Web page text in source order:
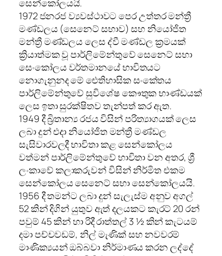
සෙන්කෝලයයි.
1972 ජනරජ ව්‍යවස්ථාවට පෙර උත්තර මන්‍ත්‍රී
මණ්ඩලය (සෙනෙට් සභාව) සහ නියෝජිත
මන්ත්‍රී මණ්ඩලය ලෙස ද්වී මණ්ඩල ක්‍රමයක්
ක්‍රියාත්මක වූ පාර්ලිමේන්තුවේ සෙනෙට් සභා
සෙංකෝලය වර්තමානයේ භාවිතයට
නොගැනුනද මේ ඓතිහාසික සංකේතය
පාර්ලිමේන්තුවේ සුවිශේෂ කෞතුක භාණ්ඩයක්
ලෙස ඉතා සුරක්ෂිතව තැන්පත් කර ඇත.
1949 දී බ්‍රිතාන්‍ය රජය විසින් පරිත්‍යාගයක් ලෙස
ලබා දුන් එදා නියෝජිත මන්ත්‍රී මණ්ඩල
සැසිවාරවලදී භාවිතා කළ සෙන්කෝලය
වත්මන් පාර්ලිමේන්තුවේ භාවිතා වන අතර, ශ්‍රී
ලංකාවේ කලාකරුවන් විසින් නිර්මිත එකම
සෙන්කෝලය සෙනෙට් සභා සෙන්කෝලයයි.
1956 දී තමන්ට ලබා දුන් සැලැස්ම අනුව අගල්
52 කින් දිගින් යුතුව ඇත් දලයකට කැරට් 20 රන්
පවුම් 45 කින් හා රිදී රාත්තල් 3 ½ කින් කැටයම්
දමා පච්චවඩම්, නිල් මැණික් සහ නවවරම්
මාණික්‍යයන් ඔබ්බවා නිර්මාණය කරන ලද්දේ